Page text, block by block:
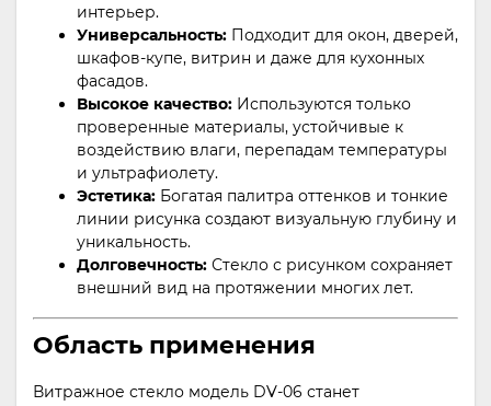
интерьер.
Универсальность: Подходит для окон, дверей,
шкафов-купе, витрин и даже для кухонных
фасадов.
Высокое качество: Используются только
проверенные материалы, устойчивые к
воздействию влаги, перепадам температуры
и ультрафиолету.
Эстетика: Богатая палитра оттенков и тонкие
линии рисунка создают визуальную глубину и
уникальность.
Долговечность: Стекло с рисунком сохраняет
внешний вид на протяжении многих лет.
Область применения
Витражное стекло модель DV-06 станет